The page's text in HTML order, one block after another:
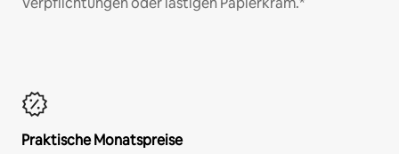
Praktische Monatspreise